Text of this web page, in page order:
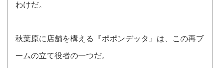
わけだ。
秋葉原に店舗を構える『ポポンデッタ』は、この再ブ
ームの立て役者の一つだ。